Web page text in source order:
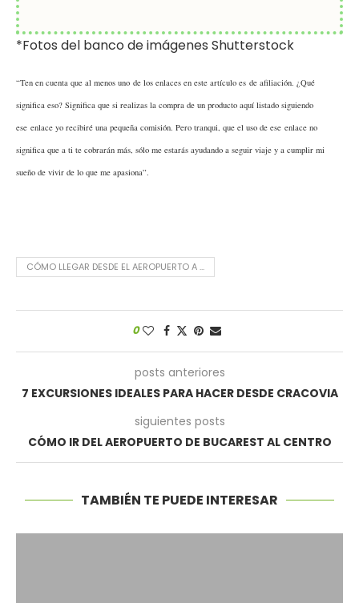
*Fotos del banco de imágenes Shutterstock
“Ten en cuenta que al menos uno de los enlaces en este artículo es de afiliación. ¿Qué
significa eso? Significa que si realizas la compra de un producto aquí listado siguiendo
ese enlace yo recibiré una pequeña comisión. Pero tranqui, que el uso de ese enlace no
significa que a ti te cobrarán más, sólo me estarás ayudando a seguir viaje y a cumplir mi
sueño de vivir de lo que me apasiona”.
CÓMO LLEGAR DESDE EL AEROPUERTO A ...
0
posts anteriores
7 EXCURSIONES IDEALES PARA HACER DESDE CRACOVIA
siguientes posts
CÓMO IR DEL AEROPUERTO DE BUCAREST AL CENTRO
TAMBIÉN TE PUEDE INTERESAR